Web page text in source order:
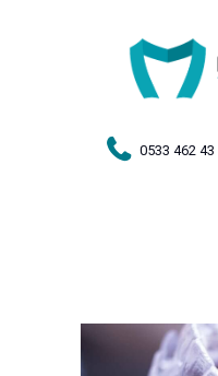
0533 462 43
Anasayfa
Tedaviler
Hakkımda
İletişim